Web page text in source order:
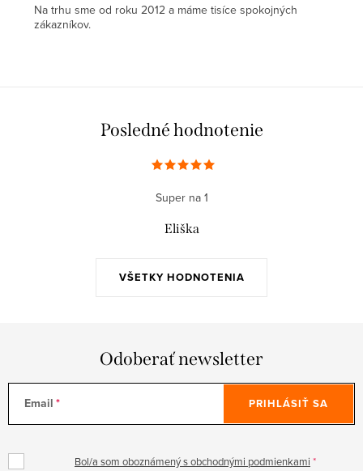
Na trhu sme od roku 2012 a máme tisíce spokojných
zákazníkov.
Posledné hodnotenie
VŠETKY HODNOTENIA
Super na 1
Eliška
Odoberať newsletter
Email
Bol/a som oboznámený s obchodnými podmienkami
PRIHLÁSIŤ SA